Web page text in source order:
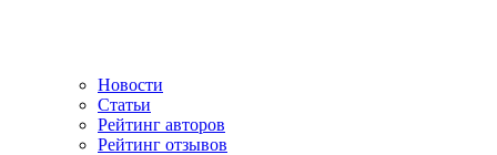
Новости
Статьи
Рейтинг авторов
Рейтинг отзывов